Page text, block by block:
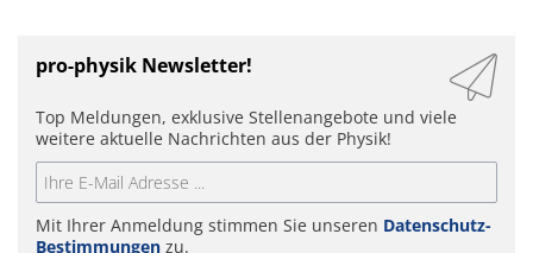
pro-physik Newsletter!
Top Meldungen, exklusive Stellenangebote und viele
weitere aktuelle Nachrichten aus der Physik!
Mit Ihrer Anmeldung stimmen Sie unseren Datenschutz-
Bestimmungen zu.